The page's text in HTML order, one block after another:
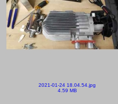
2021-01-24 18.04.54.jpg
4.59 MB